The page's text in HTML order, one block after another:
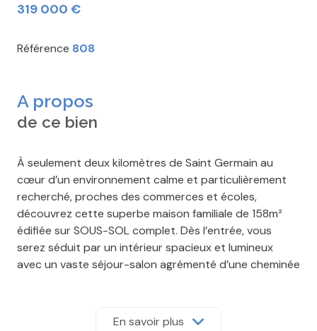
319 000 €
Référence 808
A propos
de ce bien
À seulement deux kilomètres de Saint Germain au
cœur d’un environnement calme et particulièrement
recherché, proches des commerces et écoles,
découvrez cette superbe maison familiale de 158m²
édifiée sur SOUS-SOL complet. Dès l’entrée, vous
serez séduit par un intérieur spacieux et lumineux
avec un vaste séjour-salon agrémenté d’une cheminée
idéal pour profiter des beaux jours en famille et amis.
En savoir plus